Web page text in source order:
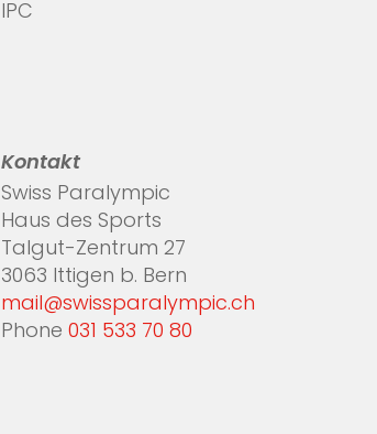
IPC
Kontakt
Swiss Paralympic
Haus des Sports
Talgut-Zentrum 27
3063 Ittigen b. Bern
mail@swissparalympic.ch
Phone 031 533 70 80